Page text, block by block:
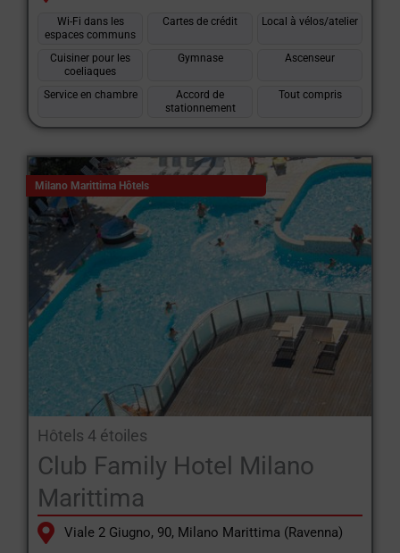
Wi-Fi dans les
espaces communs
Cartes de crédit Local à vélos/atelier
Cuisiner pour les
coeliaques
Gymnase Ascenseur
Service en chambre
Accord de
stationnement
Tout compris
Milano Marittima Hôtels
Hôtels 4 étoiles
Club Family Hotel Milano
Marittima
Viale 2 Giugno, 90, Milano Marittima (Ravenna)